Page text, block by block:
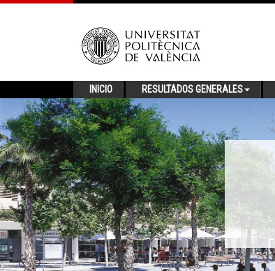
INICIO RESULTADOS GENERALES